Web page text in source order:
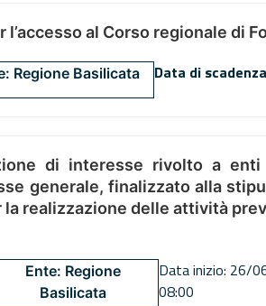
l’accesso al Corso regionale
Regione Basilicata Data di scadenza
di interesse rivolto a
generale, finalizzato alla
realizzazione delle attività
Ente: Regione
Basilicata
Data inizio: 26/
08:00